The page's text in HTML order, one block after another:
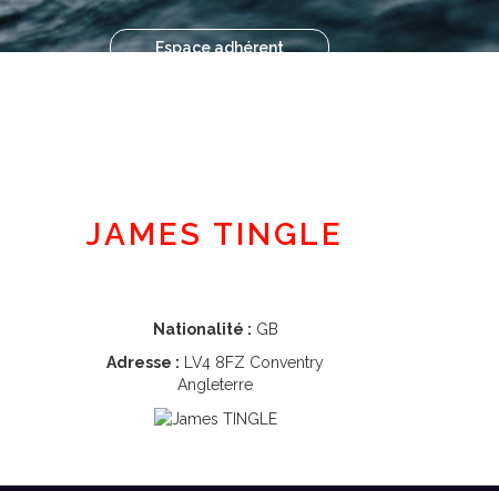
Espace adhérent
JAMES TINGLE
Nationalité : GB
Adresse : LV4 8FZ Conventry
Angleterre